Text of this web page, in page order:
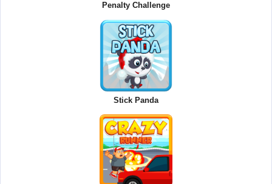
Penalty Challenge
Stick Panda